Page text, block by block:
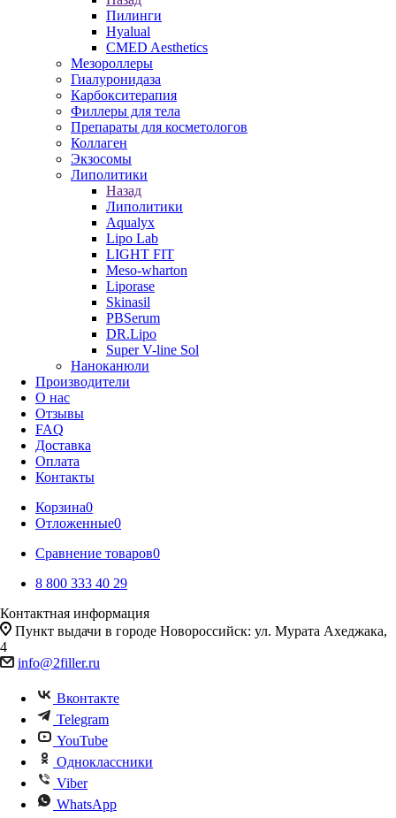
Пилинги
Hyalual
CMED Aesthetics
Мезороллеры
Гиалуронидаза
Карбокситерапия
Филлеры для тела
Препараты для косметологов
Коллаген
Экзосомы
Липолитики
Назад
Липолитики
Aqualyx
Lipo Lab
LIGHT FIT
Meso-wharton
Liporase
Skinasil
PBSerum
DR.Lipo
Super V-line Sol
Наноканюли
Производители
О нас
Отзывы
FAQ
Доставка
Оплата
Контакты
Корзина0
Отложенные0
Сравнение товаров0
8 800 333 40 29
Контактная информация
Пункт выдачи в городе Новороссийск: ул. Мурата Ахеджака,
4
info@2filler.ru
Вконтакте
Telegram
YouTube
Одноклассники
Viber
WhatsApp